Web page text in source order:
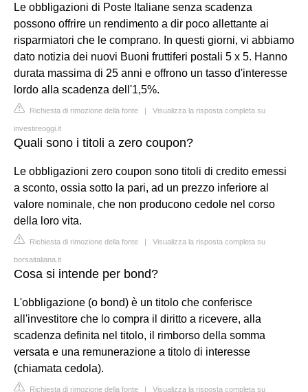
Le obbligazioni di Poste Italiane senza scadenza
possono offrire un rendimento a dir poco allettante ai
risparmiatori che le comprano. In questi giorni, vi abbiamo
dato notizia dei nuovi Buoni fruttiferi postali 5 x 5. Hanno
durata massima di 25 anni e offrono un tasso d'interesse
lordo alla scadenza dell'1,5%.
Richiesta di rimozione della fonte | Visualizza la risposta completa su
investireoggi.it
Quali sono i titoli a zero coupon?
Le obbligazioni zero coupon sono titoli di credito emessi
a sconto, ossia sotto la pari, ad un prezzo inferiore al
valore nominale, che non producono cedole nel corso
della loro vita.
Richiesta di rimozione della fonte | Visualizza la risposta completa su
borsaitaliana.it
Cosa si intende per bond?
L'obbligazione (o bond) è un titolo che conferisce
all'investitore che lo compra il diritto a ricevere, alla
scadenza definita nel titolo, il rimborso della somma
versata e una remunerazione a titolo di interesse
(chiamata cedola).
Richiesta di rimozione della fonte | Visualizza la risposta completa su